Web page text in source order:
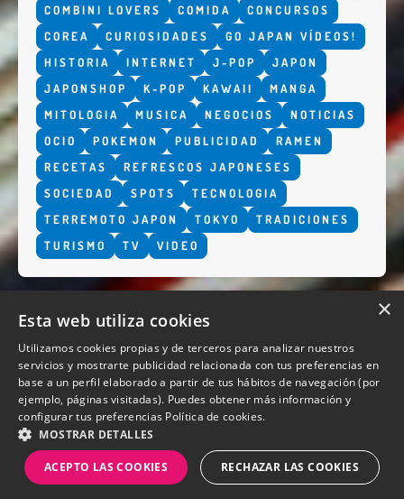
COMBINI LOVERS
COMIDA
CONCURSOS
COREA
CURIOSIDADES
GO JAPAN VÍDEOS!
HISTORIA
INTERNET J-POP
JAPON
JAPONSHOP
K-POP KAWAII
MANGA
MITOLOGIA
MUSICA NEGOCIOS
NOTICIAS
OCIO
POKEMON PUBLICIDAD
RAMEN
RECETAS
REFRESCOS JAPONESES
SOCIEDAD
SPOTS
TECNOLOGIA
TERREMOTO JAPON
TOKYO
TRADICIONES
TURISMO
TV VIDEO
QUIENES SOMOS
Diseño y desarrollo web Perosio
×
Esta web utiliza cookies
Utilizamos cookies propias y de terceros para analizar nuestros
servicios y mostrarte publicidad relacionada con tus preferencias en
base a un perfil elaborado a partir de tus hábitos de navegación (por
ejemplo, páginas visitadas). Puedes obtener más información y
configurar tus preferencias Política de cookies.
MOSTRAR DETALLES
ACEPTO LAS COOKIES RECHAZAR LAS COOKIES